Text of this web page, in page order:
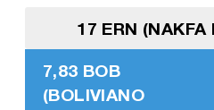
17 ERN (NAKFA
7,83 BOB
(BOLIVIANO